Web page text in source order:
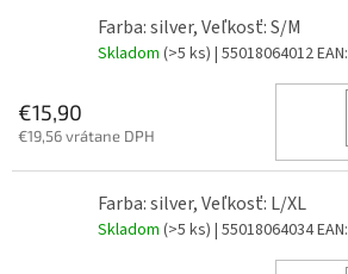
Farba: silver, Veľkosť: S/M
Skladom (>5 ks) | 55018064012EAN:
€15,90
€19,56 vrátane DPH
Farba: silver, Veľkosť: L/XL
Skladom (>5 ks) | 55018064034EAN: